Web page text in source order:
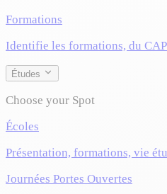
Formations
Identifie les formations, du
Études
Choose your Spot
Écoles
Présentation, formations, vie
Journées Portes Ouvertes